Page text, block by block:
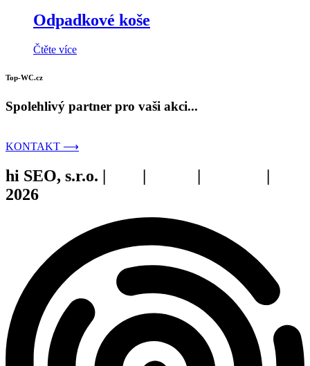
Odpadkové koše
Čtěte více
Top-WC.cz
Spolehlivý partner pro vaši akci...
KONTAKT ⟶
hi SEO, s.r.o. | | |
|
2026